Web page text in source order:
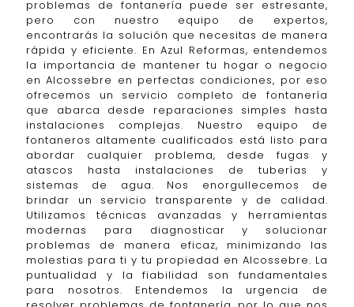
problemas de fontanería puede ser estresante,
pero con nuestro equipo de expertos,
encontrarás la solución que necesitas de manera
rápida y eficiente. En Azul Reformas, entendemos
la importancia de mantener tu hogar o negocio
en Alcossebre en perfectas condiciones, por eso
ofrecemos un servicio completo de fontanería
que abarca desde reparaciones simples hasta
instalaciones complejas. Nuestro equipo de
fontaneros altamente cualificados está listo para
abordar cualquier problema, desde fugas y
atascos hasta instalaciones de tuberías y
sistemas de agua. Nos enorgullecemos de
brindar un servicio transparente y de calidad.
Utilizamos técnicas avanzadas y herramientas
modernas para diagnosticar y solucionar
problemas de manera eficaz, minimizando las
molestias para ti y tu propiedad en Alcossebre. La
puntualidad y la fiabilidad son fundamentales
para nosotros. Entendemos la urgencia de